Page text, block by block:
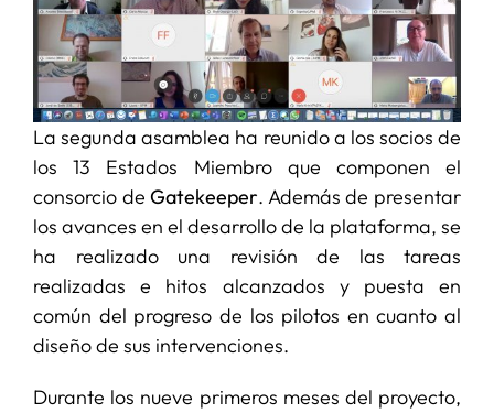
La segunda asamblea ha reunido a los socios de
los 13 Estados Miembro que componen el
consorcio deGatekeeper. Además de presentar
los avances en el desarrollo de la plataforma, se
ha realizado una revisión de las tareas
realizadas e hitos alcanzados y puesta en
común del progreso de los pilotos en cuanto al
diseño de sus intervenciones.
Durante los nueve primeros meses del proyecto,